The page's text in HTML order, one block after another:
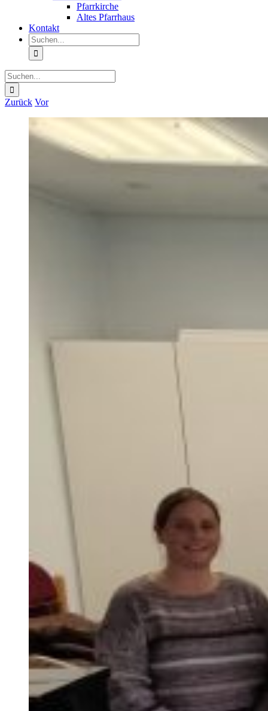
Pfarrkirche
Altes Pfarrhaus
Kontakt
Suche
nach:
Suche
nach:
Zurück Vor
grösseres
Bild